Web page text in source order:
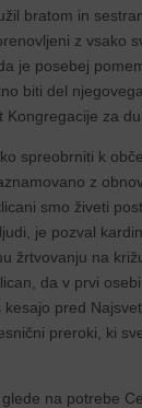
bratom in
z vsako
je posebej
biti del
za
spreobrniti k
z
smo živeti
je pozval
žrtvovanju na
da v prvi
pred
preroki, ki
na potrebe